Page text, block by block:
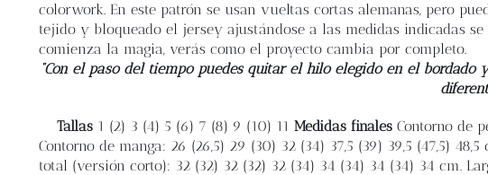
colorwork. En este patrón se usan vueltas cortas alemanas, pero
tejido y bloqueado el jersey ajustándose a las medidas indicadas se
comienza la magia, verás como el proyecto cambia por completo.
“Con el paso del tiempo puedes quitar el hilo elegido en el
Tallas 1 (2) 3 (4) 5 (6) 7 (8) 9 (10) 11Medidas finales Contorno de
Contorno de manga: 26 (26,5) 29 (30) 32 (34) 37,5 (39) 39,5 (47,5)
total (versión corto): 32 (32) 32 (32) 32 (34) 34 (34) 34 (34) 34 cm.